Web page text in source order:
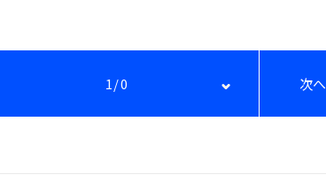
1/0 次へ